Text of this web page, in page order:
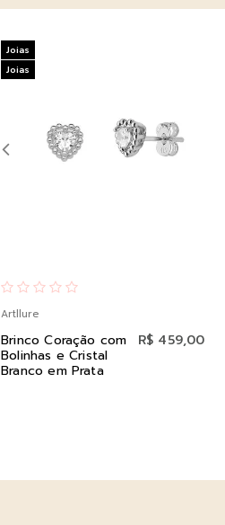
Artllure
Brinco Coração com
Bolinhas e Cristal
Branco em Prata
R$ 459,00
Joias
Joias